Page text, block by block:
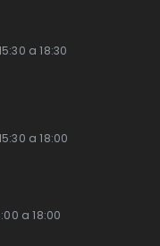
a 18:30
a 18:00
a 18:00